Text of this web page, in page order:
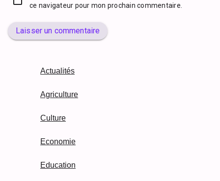
ce navigateur pour mon prochain commentaire.
Laisser un commentaire
Actualités
Agriculture
Culture
Economie
Education